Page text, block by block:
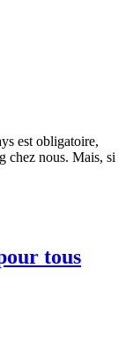
est obligatoire,
chez nous. Mais, si
tous